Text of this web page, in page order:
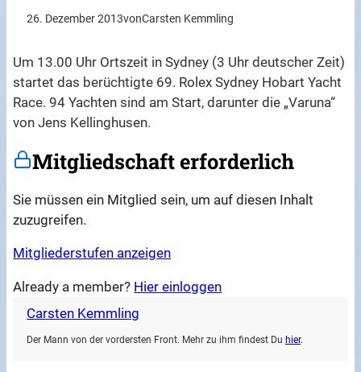
26. Dezember 2013vonCarsten Kemmling
Um 13.00 Uhr Ortszeit in Sydney (3 Uhr deutscher Zeit)
startet das berüchtigte 69. Rolex Sydney Hobart Yacht
Race. 94 Yachten sind am Start, darunter die „Varuna“
von Jens Kellinghusen.
Mitgliedschaft erforderlich
Sie müssen ein Mitglied sein, um auf diesen Inhalt
zuzugreifen.
Mitgliederstufen anzeigen
Already a member? Hier einloggen
Carsten Kemmling
Der Mann von der vordersten Front. Mehr zu ihm findest Du hier.